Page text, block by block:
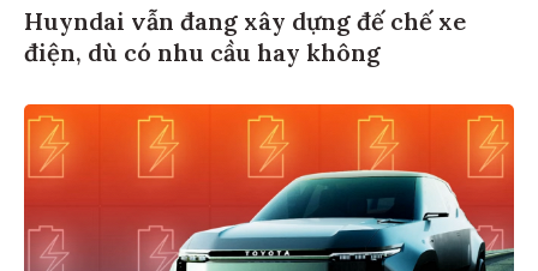
Huyndai vẫn đang xây dựng đế chế xe
điện, dù có nhu cầu hay không